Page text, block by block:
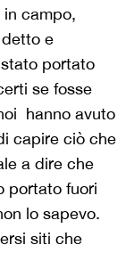
in campo,
e
portato
se fosse
hanno avuto
capire ciò che
a dire che
portato fuori
lo sapevo.
siti che